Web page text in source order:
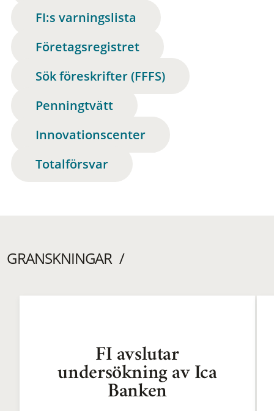
FI:s varningslista
Företagsregistret
Sök föreskrifter (FFFS)
Penningtvätt
Innovationscenter
Totalförsvar
GRANSKNINGAR
FI avslutar
undersökning av Ica
Banken